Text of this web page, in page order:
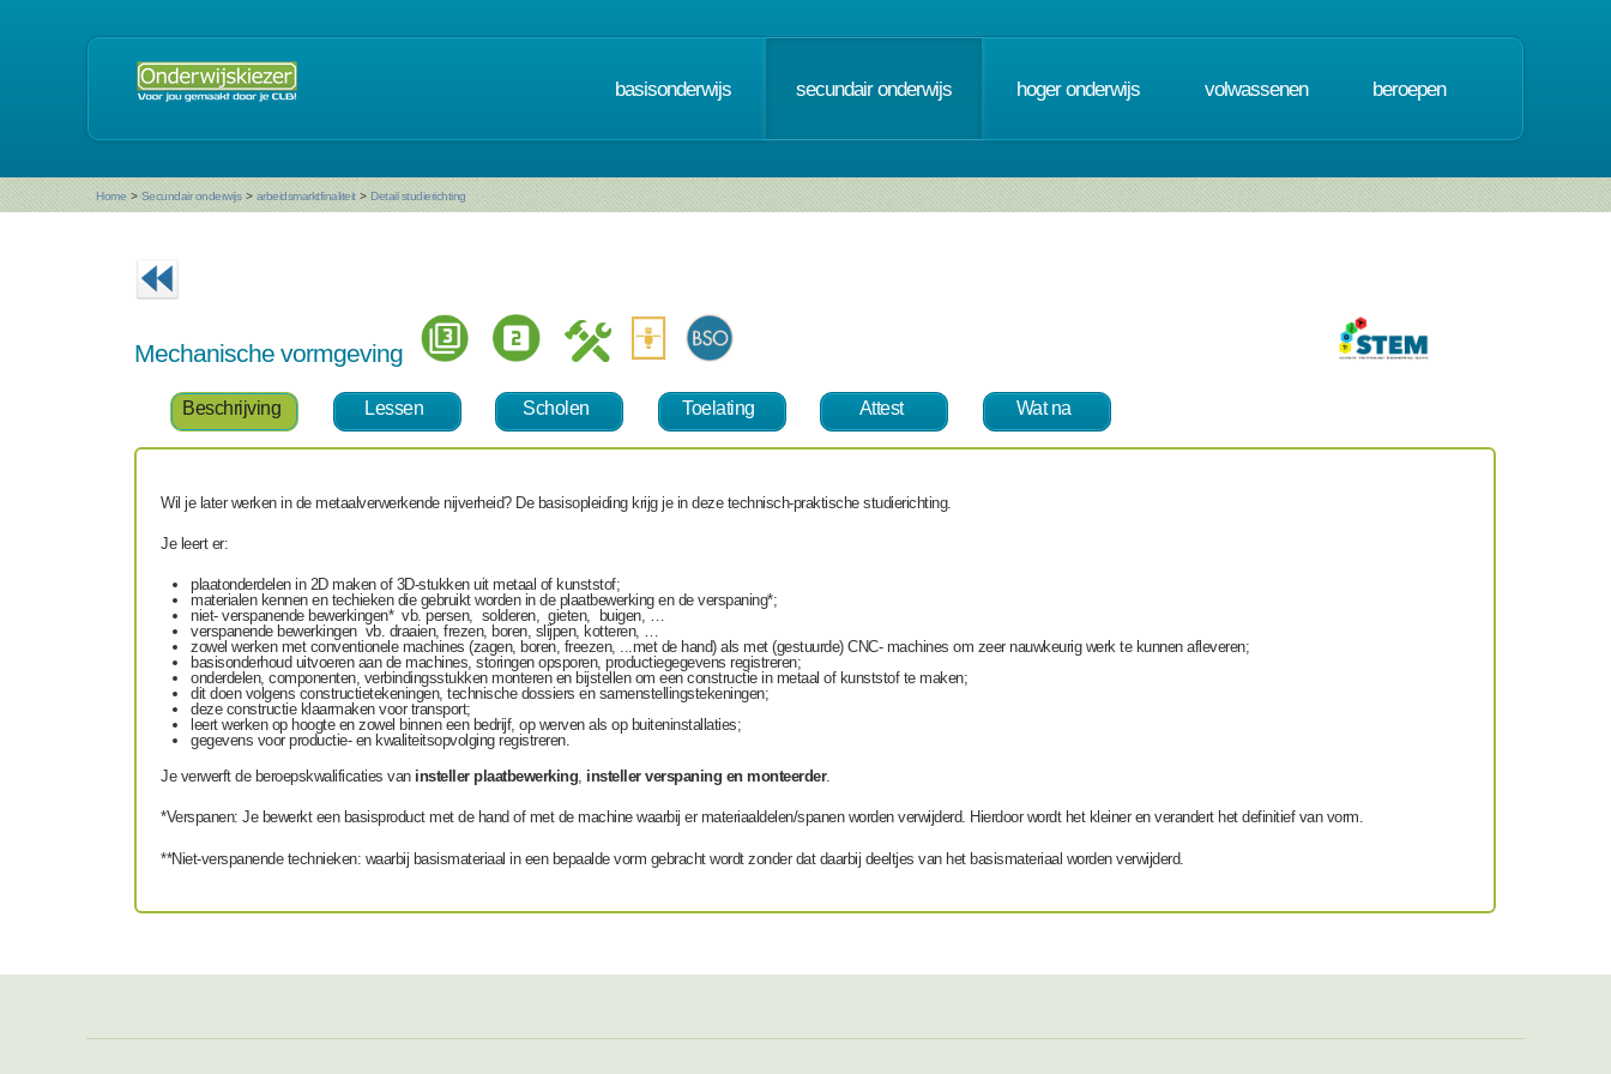
basisonderwijs secundair onderwijs hoger onderwijs volwassenen beroepen
Home > Secundair onderwijs > arbeidsmarktfinaliteit > Detail studierichting
Mechanische vormgeving
Beschrijving Lessen Scholen Toelating Attest Wat na
Wil je later werken in de metaalverwerkende nijverheid? De basisopleiding krijg je in deze technisch-praktische studierichting.
Je leert er:
plaatonderdelen in 2D maken of 3D-stukken uit metaal of kunststof;
materialen kennen en techieken die gebruikt worden in de plaatbewerking en de verspaning*;
niet- verspanende bewerkingen* vb. persen, solderen, gieten, buigen, …
verspanende bewerkingen vb. draaien, frezen, boren, slijpen, kotteren, …
zowel werken met conventionele machines (zagen, boren, freezen, ...met de hand) als met (gestuurde) CNC- machines om zeer nauwkeurig werk te kunnen afleveren;
basisonderhoud uitvoeren aan de machines, storingen opsporen, productiegegevens registreren;
onderdelen, componenten, verbindingsstukken monteren en bijstellen om een constructie in metaal of kunststof te maken;
dit doen volgens constructietekeningen, technische dossiers en samenstellingstekeningen;
deze constructie klaarmaken voor transport;
leert werken op hoogte en zowel binnen een bedrijf, op werven als op buiteninstallaties;
gegevens voor productie- en kwaliteitsopvolging registreren.
Je verwerft de beroepskwalificaties van insteller plaatbewerking, insteller verspaning en monteerder.
*Verspanen: Je bewerkt een basisproduct met de hand of met de machine waarbij er materiaaldelen/spanen worden verwijderd. Hierdoor wordt het kleiner en verandert het definitief van vorm.
**Niet-verspanende technieken: waarbij basismateriaal in een bepaalde vorm gebracht wordt zonder dat daarbij deeltjes van het basismateriaal worden verwijderd.